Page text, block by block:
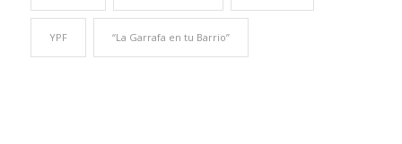
YPF “La Garrafa en tu Barrio”